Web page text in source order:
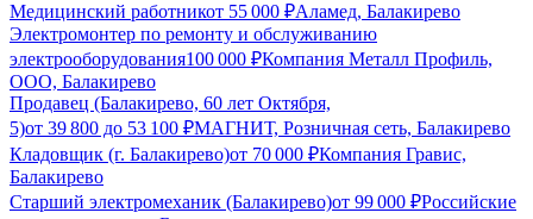
Медицинский работникот 55 000 ₽Аламед, Балакирево
Электромонтер по ремонту и обслуживанию
электрооборудования100 000 ₽Компания Металл Профиль,
OOO, Балакирево
Продавец (Балакирево, 60 лет Октября,
5)от 39 800 до 53 100 ₽МАГНИТ, Розничная сеть, Балакирево
Кладовщик (г. Балакирево)от 70 000 ₽Компания Гравис,
Балакирево
Старший электромеханик (Балакирево)от 99 000 ₽Российские